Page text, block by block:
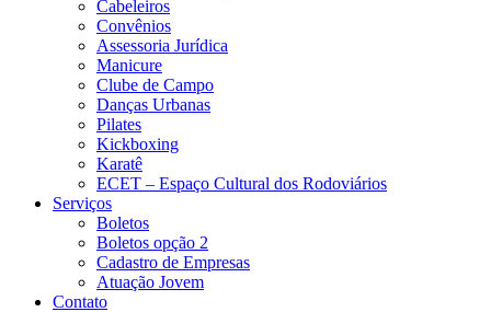
Cabeleiros
Convênios
Assessoria Jurídica
Manicure
Clube de Campo
Danças Urbanas
Pilates
Kickboxing
Karatê
ECET – Espaço Cultural dos Rodoviários
Serviços
Boletos
Boletos opção 2
Cadastro de Empresas
Atuação Jovem
Contato